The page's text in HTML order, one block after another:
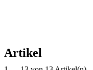
Artikel